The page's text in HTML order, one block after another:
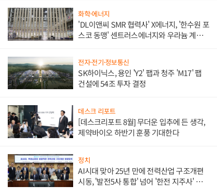
화학·에너지
'DL이앤씨 SMR 협력사' X에너지, '한수원 포
스코 동맹' 센트러스에너지와 우라늄 계약
전자·전기·정보통신
SK하이닉스, 용인 'Y2' 팹과 청주 'M17' 팹
건설에 54조 투자 결정
데스크 리포트
[데스크리포트 8월] 무더운 입추에 든 생각,
제약바이오 하반기 훈풍 기대한다
정치
AI시대 맞아 25년 만에 전력산업 구조개편
시동, '발전5사 통합' 넘어 '한전 지주사' 재편